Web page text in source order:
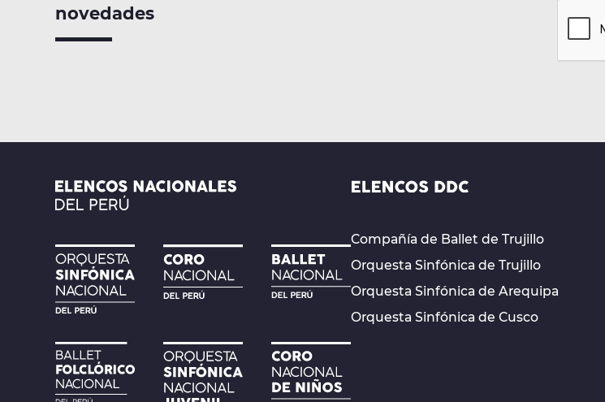
novedades
Compañía de Ballet de Trujillo
Orquesta Sinfónica de Trujillo
Orquesta Sinfónica de Arequipa
Orquesta Sinfónica de Cusco